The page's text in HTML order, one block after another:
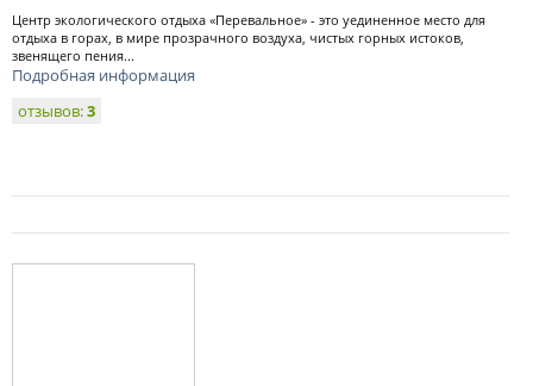
Центр экологического отдыха «Перевальное» - это уединенное место для
отдыха в горах, в мире прозрачного воздуха, чистых горных истоков,
звенящего пения...
Подробная информация
отзывов:3